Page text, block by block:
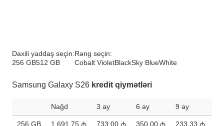
Daxili yaddaş seçin:
256 GB512 GB
Rəng seçin:
Cobalt VioletBlackSky BlueWhite
Samsung Galaxy S26 kredit qiymətləri
Nağd 3 ay 6 ay 9 ay
256 GB 1 691,75 ₼ 733,00 ₼ 350,00 ₼ 233,33 ₼